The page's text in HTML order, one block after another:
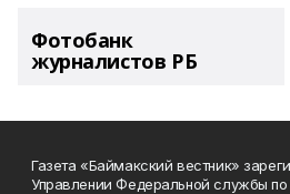
Фотобанк
журналистов РБ
Газета «Баймакский вестник»
Управлении Федеральной службы